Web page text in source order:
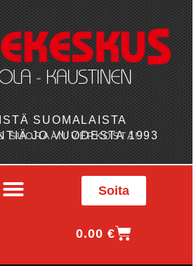
SUOMALAISTA
JO VUODESTA 1993
SUORAAN VERKOSTA!
Soita
0.00€